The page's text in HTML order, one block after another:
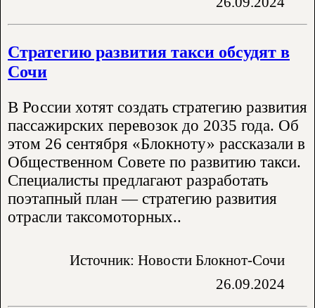
Стратегию развития такси обсудят в
Сочи
В России хотят создать стратегию развития
пассажирских перевозок до 2035 года. Об
этом 26 сентября «Блокноту» рассказали в
Общественном Совете по развитию такси.
Специалисты предлагают разработать
поэтапный план — стратегию развития
отрасли таксомоторных..
Источник: Новости Блокнот-Сочи
26.09.2024